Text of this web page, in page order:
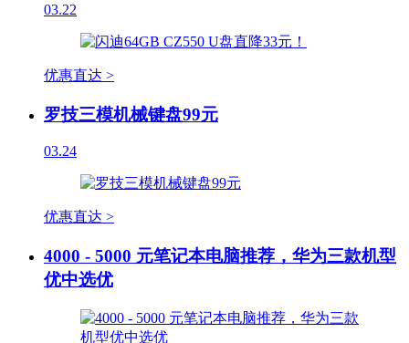
03.22
优惠直达 >
罗技三模机械键盘99元
03.24
优惠直达 >
4000 - 5000 元笔记本电脑推荐，华为三款机型
优中选优